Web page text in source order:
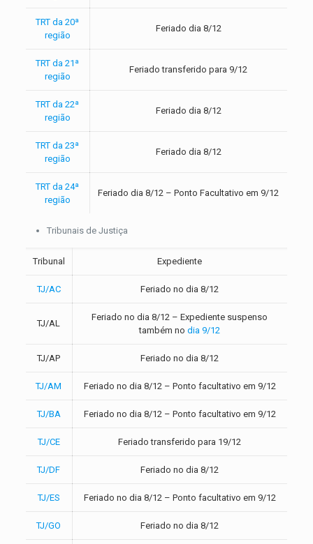
TRT da 20ª
região
Feriado dia 8/12
TRT da 21ª
região
Feriado transferido para 9/12
TRT da 22ª
região
Feriado dia 8/12
TRT da 23ª
região
Feriado dia 8/12
TRT da 24ª
região
Feriado dia 8/12 – Ponto Facultativo em 9/12
Tribunais de Justiça
Tribunal Expediente
TJ/AC Feriado no dia 8/12
TJ/AL
Feriado no dia 8/12 – Expediente suspenso
também nodia 9/12
TJ/AP Feriado no dia 8/12
TJ/AM Feriado no dia 8/12 – Ponto facultativo em 9/12
TJ/BA Feriado no dia 8/12 – Ponto facultativo em 9/12
TJ/CE Feriado transferido para 19/12
TJ/DF Feriado no dia 8/12
TJ/ES Feriado no dia 8/12 – Ponto facultativo em 9/12
TJ/GO Feriado no dia 8/12